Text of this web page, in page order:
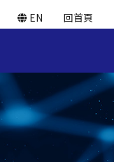
EN 回首頁